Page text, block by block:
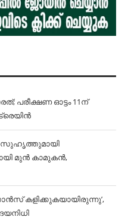
പരീക്ഷണ ഓട്ടം 11ന്
സുഹൃത്തുമായി
മുൻ കാമുകൻ,
കളിക്കുകയായിരുന്നു’,